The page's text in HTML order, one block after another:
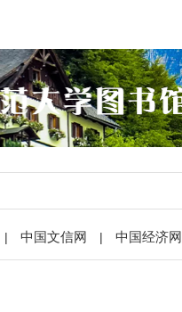
| 中国文信网 | 中国经济网